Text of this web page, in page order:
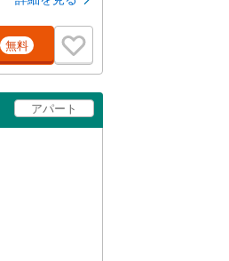
無料
アパート